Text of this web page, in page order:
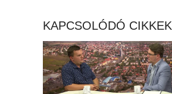
KAPCSOLÓDÓ CIKKEK